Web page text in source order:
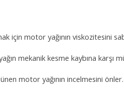
için motor yağının viskozitesini
mekanik kesme kaybına karşı
motor yağının incelmesini önler.